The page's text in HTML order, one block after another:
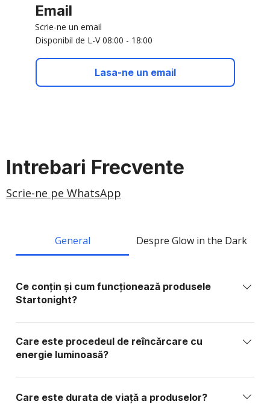
Email
Scrie-ne un email
Disponibil de L-V 08:00 - 18:00
Lasa-ne un email
Intrebari Frecvente
Scrie-ne pe WhatsApp
General Despre Glow in the Dark
Ce conțin și cum funcționează produsele
Startonight?
Produsele Startonight sunt realizate din elemente
sintetice sau organice stabile, fără fosfor, plumb,
metale grele sau substanțe toxice. Ele conțin
unei baterii care se încarcă cu lumină.
Care este procedeul de reîncărcare cu
energie luminoasă?
Produsele Startonight se reîncarcă prin expunere la
orice sursă de lumină: lumină solară directă: 15–20
Care este durata de viață a produselor?